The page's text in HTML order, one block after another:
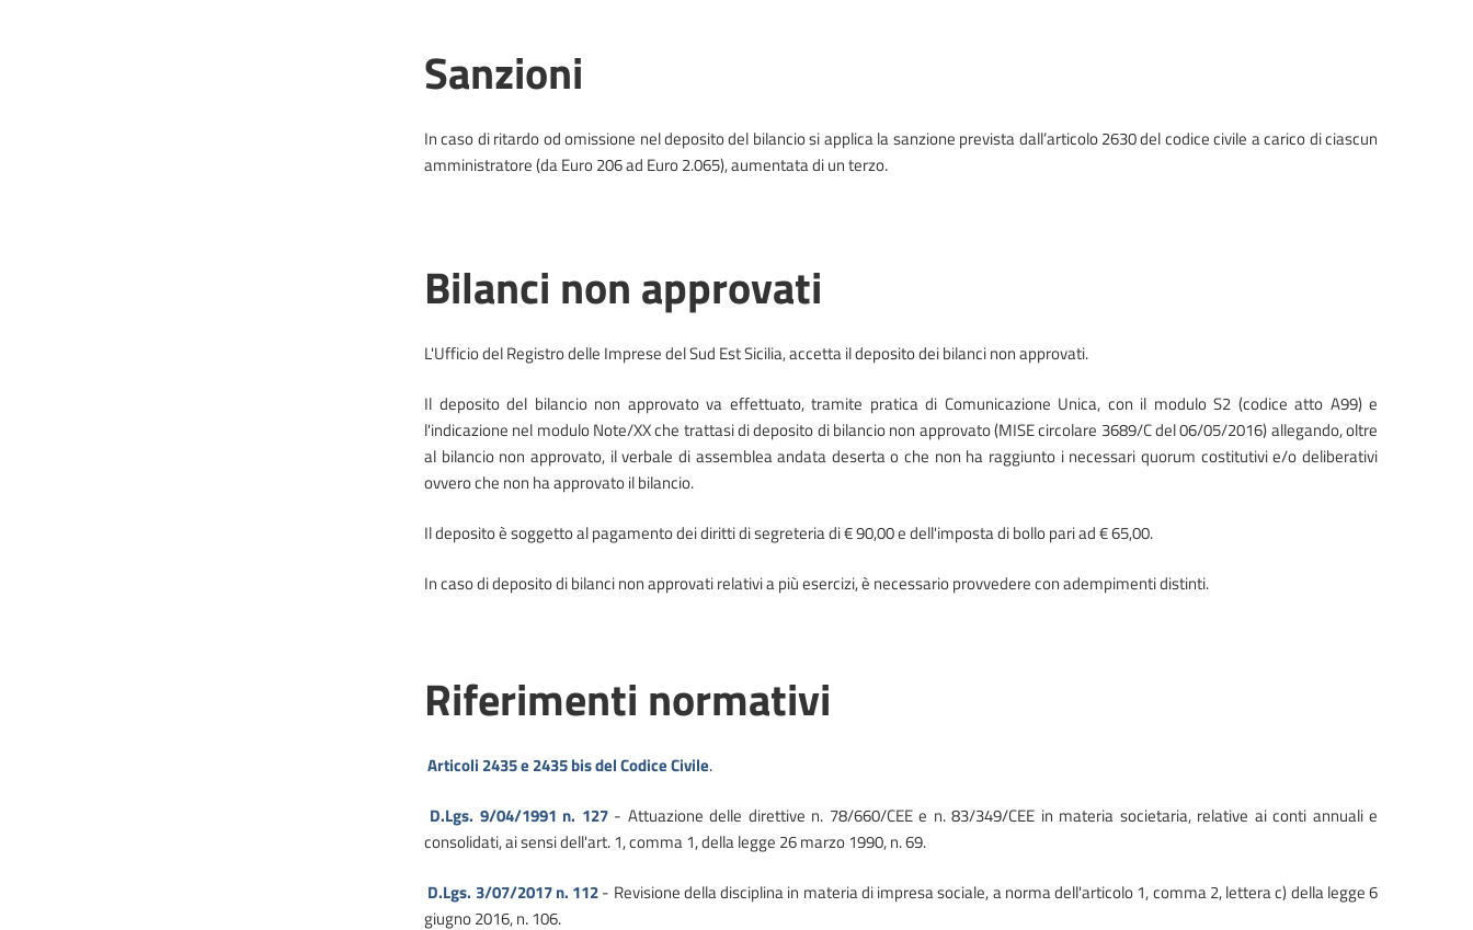
Sanzioni
In caso di ritardo od omissione nel deposito del bilancio si applica la sanzione prevista dall’articolo 2630 del codice civile a carico di ciascun
amministratore (da Euro 206 ad Euro 2.065), aumentata di un terzo.
Bilanci non approvati
L'Ufficio del Registro delle Imprese del Sud Est Sicilia, accetta il deposito dei bilanci non approvati.
Il deposito del bilancio non approvato va effettuato, tramite pratica di Comunicazione Unica, con il modulo S2 (codice atto A99) e
l'indicazione nel modulo Note/XX che trattasi di deposito di bilancio non approvato (MISE circolare 3689/C del 06/05/2016) allegando, oltre
al bilancio non approvato, il verbale di assemblea andata deserta o che non ha raggiunto i necessari quorum costitutivi e/o deliberativi
ovvero che non ha approvato il bilancio.
Il deposito è soggetto al pagamento dei diritti di segreteria di € 90,00 e dell'imposta di bollo pari ad € 65,00.
In caso di deposito di bilanci non approvati relativi a più esercizi, è necessario provvedere con adempimenti distinti.
Riferimenti normativi
Articoli 2435 e 2435 bis del Codice Civile.
D.Lgs. 9/04/1991 n. 127- Attuazione delle direttive n. 78/660/CEE e n. 83/349/CEE in materia societaria, relative ai conti annuali e
consolidati, ai sensi dell'art. 1, comma 1, della legge 26 marzo 1990, n. 69.
D.Lgs. 3/07/2017 n. 112- Revisione della disciplina in materia di impresa sociale, a norma dell'articolo 1, comma 2, lettera c) della legge 6
giugno 2016, n. 106.